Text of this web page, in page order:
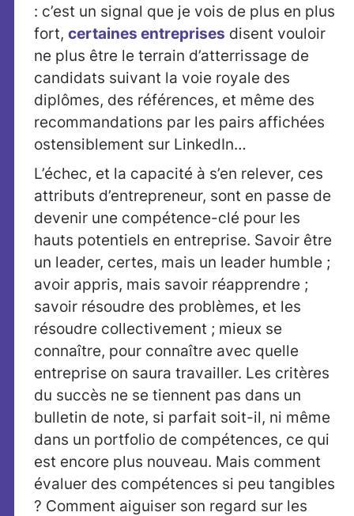
: c’est un signal que je vois de plus en plus
fort, certaines entreprises disent vouloir
ne plus être le terrain d’atterrissage de
candidats suivant la voie royale des
diplômes, des références, et même des
recommandations par les pairs affichées
ostensiblement sur LinkedIn…
L’échec, et la capacité à s’en relever, ces
attributs d’entrepreneur, sont en passe de
devenir une compétence-clé pour les
hauts potentiels en entreprise. Savoir être
un leader, certes, mais un leader humble ;
avoir appris, mais savoir réapprendre ;
savoir résoudre des problèmes, et les
résoudre collectivement ; mieux se
connaître, pour connaître avec quelle
entreprise on saura travailler. Les critères
du succès ne se tiennent pas dans un
bulletin de note, si parfait soit-il, ni même
dans un portfolio de compétences, ce qui
est encore plus nouveau. Mais comment
évaluer des compétences si peu tangibles
? Comment aiguiser son regard sur les